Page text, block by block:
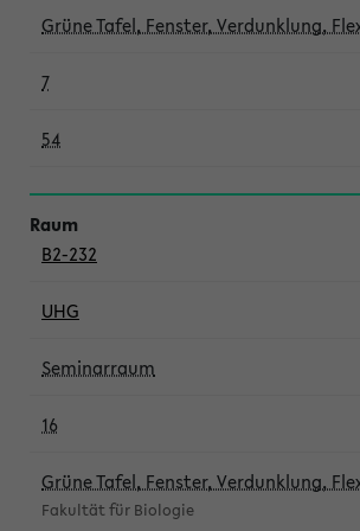
Grüne Tafel, Fenster, Verdunklung,
7
54
B2-232
UHG
Seminarraum
16
Grüne Tafel, Fenster, Verdunklung,
Fakultät für Biologie